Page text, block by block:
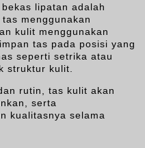
lipatan adalah
menggunakan
kulit menggunakan
tas pada posisi yang
seperti setrika atau
struktur kulit.
rutin, tas kulit akan
serta
kualitasnya selama